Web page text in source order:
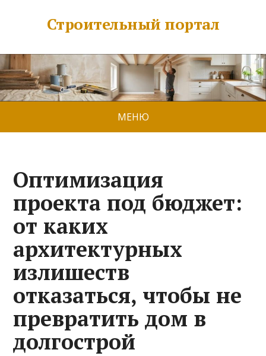
Строительный портал
МЕНЮ
Оптимизация
проекта под бюджет:
от каких
архитектурных
излишеств
отказаться, чтобы не
превратить дом в
долгострой